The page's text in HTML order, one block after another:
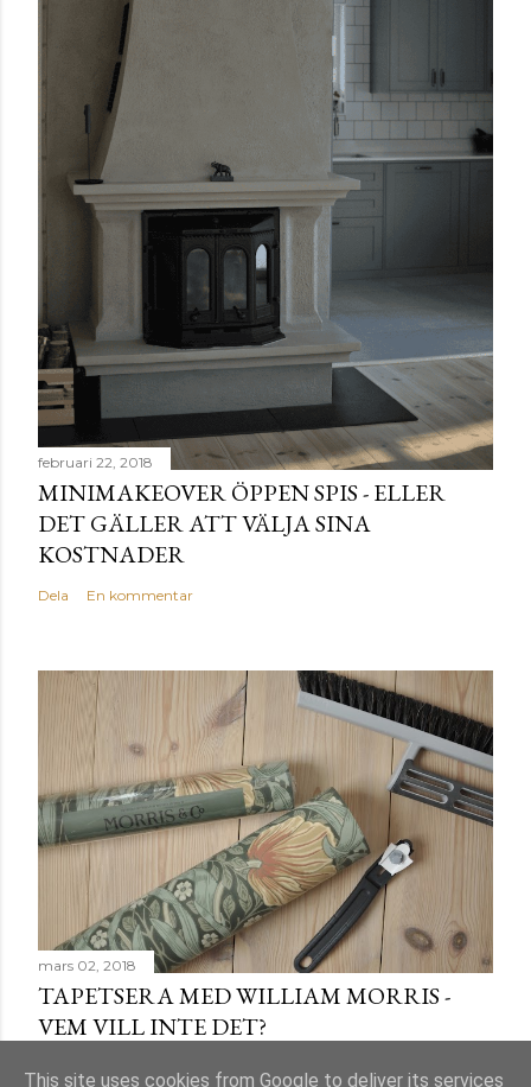
februari 22, 2018
MINIMAKEOVER ÖPPEN SPIS - ELLER
DET GÄLLER ATT VÄLJA SINA
KOSTNADER
Dela En kommentar
mars 02, 2018
TAPETSERA MED WILLIAM MORRIS -
VEM VILL INTE DET?
This site uses cookies from Google to deliver its services